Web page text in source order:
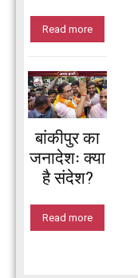
Read more
बांकीपुर का
जनादेशः क्या
है संदेश?
Read more